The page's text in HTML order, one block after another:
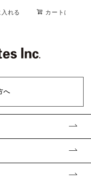
れる カートに入れる
へ